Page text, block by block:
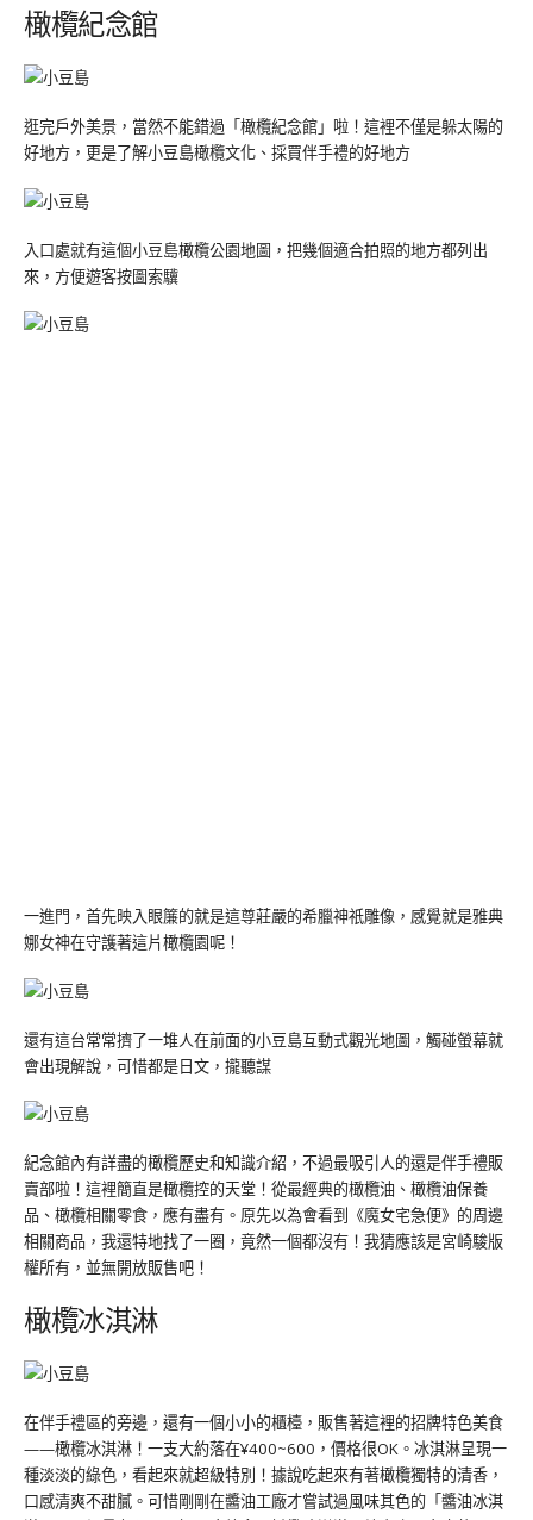
橄欖紀念館
逛完戶外美景，當然不能錯過「橄欖紀念館」啦！這裡不僅是躲太陽的
好地方，更是了解小豆島橄欖文化、採買伴手禮的好地方
入口處就有這個小豆島橄欖公園地圖，把幾個適合拍照的地方都列出
來，方便遊客按圖索驥
一進門，首先映入眼簾的就是這尊莊嚴的希臘神祇雕像，感覺就是雅典
娜女神在守護著這片橄欖園呢！
還有這台常常擠了一堆人在前面的小豆島互動式觀光地圖，觸碰螢幕就
會出現解說，可惜都是日文，攏聽謀
紀念館內有詳盡的橄欖歷史和知識介紹，不過最吸引人的還是伴手禮販
賣部啦！這裡簡直是橄欖控的天堂！從最經典的橄欖油、橄欖油保養
品、橄欖相關零食，應有盡有。原先以為會看到《魔女宅急便》的周邊
相關商品，我還特地找了一圈，竟然一個都沒有！我猜應該是宮崎駿版
權所有，並無開放販售吧！
橄欖冰淇淋
在伴手禮區的旁邊，還有一個小小的櫃檯，販售著這裡的招牌特色美食
——橄欖冰淇淋！一支大約落在¥400~600，價格很OK。冰淇淋呈現一
種淡淡的綠色，看起來就超級特別！據說吃起來有著橄欖獨特的清香，
口感清爽不甜膩。可惜剛剛在醬油工廠才嘗試過風味其色的「醬油冰淇